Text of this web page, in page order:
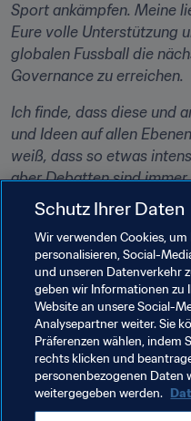
Sport ankämpfen. Meine
Eure volle Unterstützung
globalen Fussball die
Governance zu erreichen.
Ich finde, dass diese und
und Ideen auf allen
weiß, dass so etwas
aber Debatten sind
alles gemeinsam
An jeden einzelnen von
Bleibt bitte vorsichtig und
Eure Familien und Eure
Arbeit für einen besseren
gemeinsam werden wir
Verwandte
Schutz Ihrer Daten
Wir verwenden Cookies,
personalisieren, Social-
und unseren Datenverkehr
geben wir Informationen zu
Website an unsere Social-
Analysepartner weiter. Sie
Präferenzen wählen, indem
rechts klicken und
personenbezogenen Daten
weitergegeben werden.